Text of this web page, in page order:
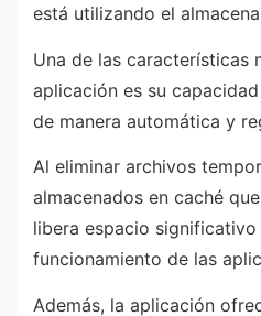
está utilizando el
Una de las características
aplicación es su
de manera automática y
Al eliminar archivos
almacenados en caché
libera espacio
funcionamiento de las
Además, la aplicación